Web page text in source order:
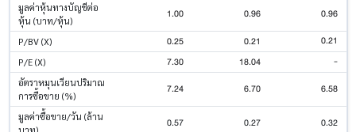
มูลค่าหุ้นทางบัญชีต่อ
หุ้น (บาท/หุ้น)
1.00 0.96 0.96
P/BV (X) 0.25 0.21 0.21
P/E (X) 7.30 18.04 -
อัตราหมุนเวียนปริมาณ
การซื้อขาย (%)
7.24 6.70 6.58
มูลค่าซื้อขาย/วัน (ล้าน
0.57 0.27 0.32